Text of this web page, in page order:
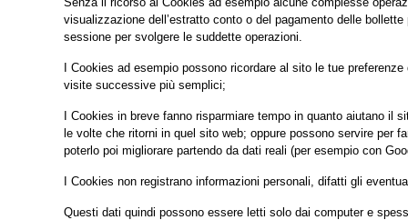
visualizzazione dell’estratto conto o del pagamento delle
sessione per svolgere le suddette operazioni.
I Cookies ad esempio possono ricordare al sito le tue
visite successive più semplici;
I Cookies in breve fanno risparmiare tempo in quanto aiutano il
le volte che ritorni in quel sito web; oppure possono servire per
poterlo poi migliorare partendo da dati reali (per esempio con
I Cookies non registrano informazioni personali, difatti gli
Questi dati quindi possono essere letti solo dai computer e